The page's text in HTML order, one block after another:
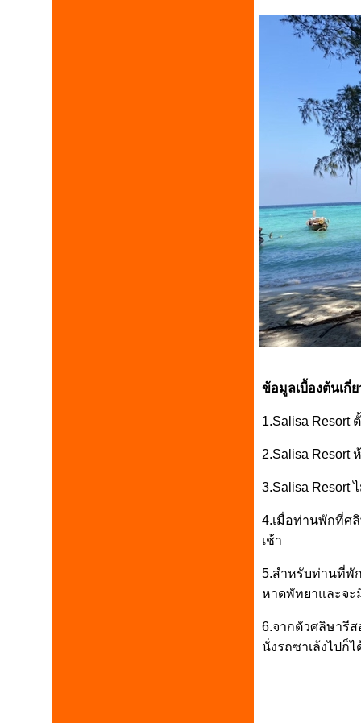
ข้อมูลเบื้องต้นเกี่
1.Salisa Resort
2.Salisa Resort
3.Salisa Resort
4.เมื่อท่านพักที่ศ
เช้า
5.สำหรับท่านที่พัก
หาดพัทยาและจะ
6.จากตัวศลิษารี
นั่งรถซาเล้งไปก็ไ